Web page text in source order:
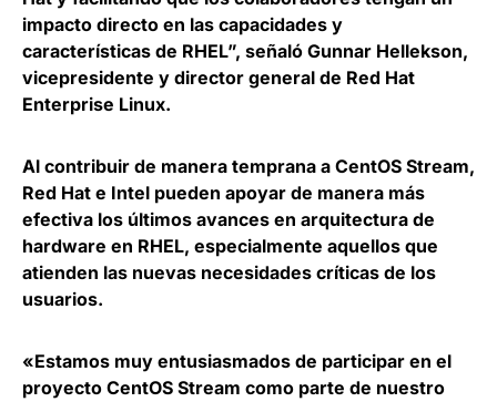
impacto directo en las capacidades y
características de RHEL”, señaló Gunnar Hellekson,
vicepresidente y director general de Red Hat
Enterprise Linux.
Al contribuir de manera temprana a CentOS Stream,
Red Hat e Intel pueden apoyar de manera más
efectiva los últimos avances en arquitectura de
hardware en RHEL, especialmente aquellos que
atienden las nuevas necesidades críticas de los
usuarios.
«Estamos muy entusiasmados de participar en el
proyecto CentOS Stream como parte de nuestro